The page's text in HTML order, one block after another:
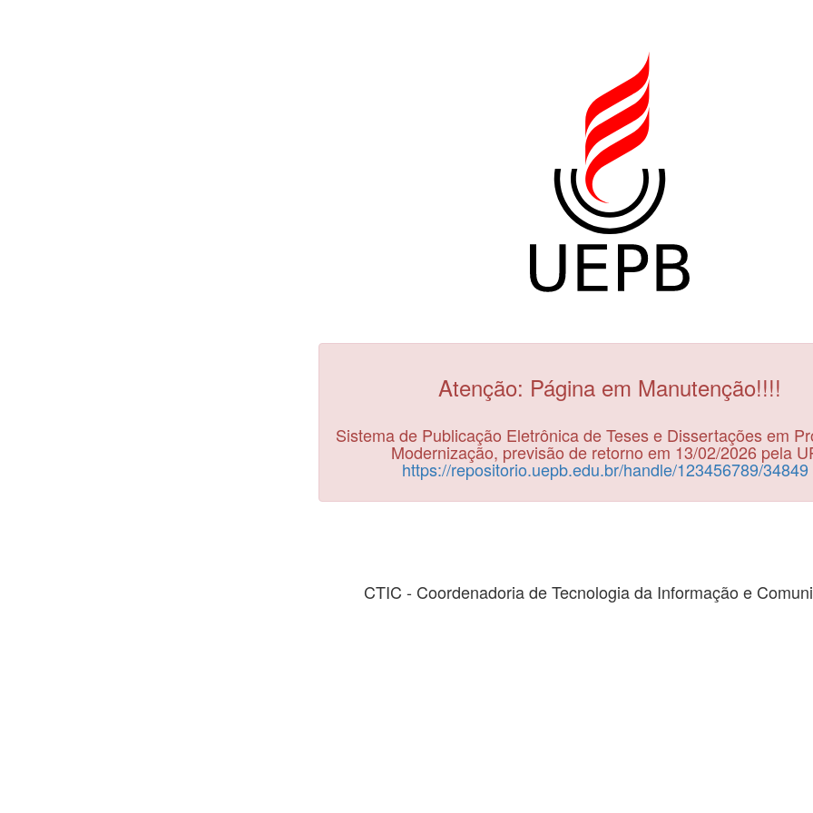
Atenção: Página em Manutenção!!!!
Sistema de Publicação Eletrônica de Teses e Dissertações em
Modernização, previsão de retorno em 13/02/2026 pela
https://repositorio.uepb.edu.br/handle/123456789/34849
CTIC - Coordenadoria de Tecnologia da Informação e